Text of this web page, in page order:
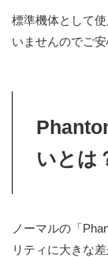
標準機体として
いませんのでご安
いとは
ノーマルの「
リティに大きな差